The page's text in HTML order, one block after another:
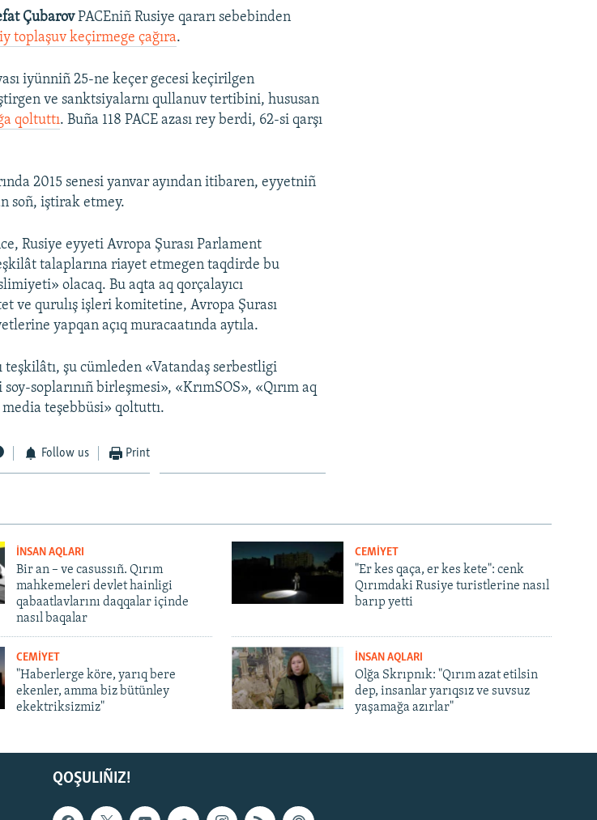
ÇubarovPACEniñ Rusiye qararı sebebinden
toplaşuv keçirmege çağıra.
iyünniñ 25-ne keçer gecesi keçirilgen
ve sanktsiyalarnı qullanuv tertibini, hususan
qoltuttı. Buña 118 PACE azası rey berdi, 62-si qarşı
2015 senesi yanvar ayından itibaren, eyyetniñ
soñ, iştirak etmey.
Rusiye eyyeti Avropa Şurası Parlament
talaplarına riayet etmegen taqdirde bu
olacaq. Bu aqta aq qorçalayıcı
ve qurulış işleri komitetine, Avropa Şurası
yapqan açıq muracaatında aytıla.
teşkilâtı, şu cümleden «Vatandaş serbestligi
soplarınıñ birleşmesi», «KrımSOS», «Qırım aq
media teşebbüsi» qoltuttı.
Follow us Print
İNSAN AQLARI
Bir an – ve casussıñ. Qırım
mahkemeleri devlet hainligi
qabaatlavlarını daqqalar içinde
nasıl baqalar
CEMİYET
"Er kes qaça, er kes kete": cenk
Qırımdaki Rusiye turistlerine nasıl
barıp yetti
CEMİYET
"Haberlerge köre, yarıq bere
ekenler, amma biz bütünley
ekektriksizmiz"
İNSAN AQLARI
Olğa Skrıpnık: "Qırım azat etilsin
dep, insanlar yarıqsız ve suvsuz
yaşamağa azırlar"
QOŞULIÑIZ!